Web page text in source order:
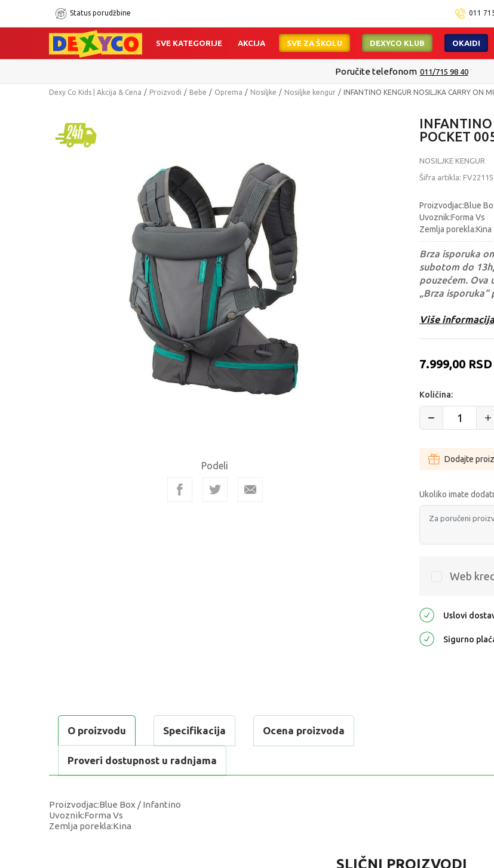
Status porudžbine 011
SVE KATEGORIJE AKCIJA SVE ZA ŠKOLU DEXYCO KLUB OKAIDI
Poručite telefonom 011/715 98 40
Dexy Co Kids | Akcija & Cena Proizvodi Bebe Oprema Nosiljke Nosiljke kengur INFANTINO KENGUR NOSILJKA CARRY ON
Podeli
INFANTINO
POCKET
NOSILJKE KENGUR
Šifra artikla:
Proizvodjac:Blue
Uvoznik:Forma Vs
Zemlja porekla:Kina
Brza isporuka
subotom do
pouzećem. Ova
„Brza isporuka“
Više
7.999,00 RSD
Količina:
Dodajte
Ukoliko imate
Web
Uslovi
Sigurno
O proizvodu Specifikacija Ocena proizvoda
Proveri dostupnost u radnjama
Proizvodjac:Blue Box / Infantino
Uvoznik:Forma Vs
Zemlja porekla:Kina
SLIČNI PROIZVODI